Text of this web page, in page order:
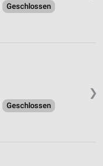
Geschlossen
❯
Geschlossen